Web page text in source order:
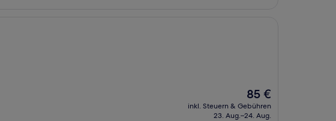
Der
Preis
beträgt
85 €
inkl. Steuern & Gebühren
23. Aug.–24. Aug.